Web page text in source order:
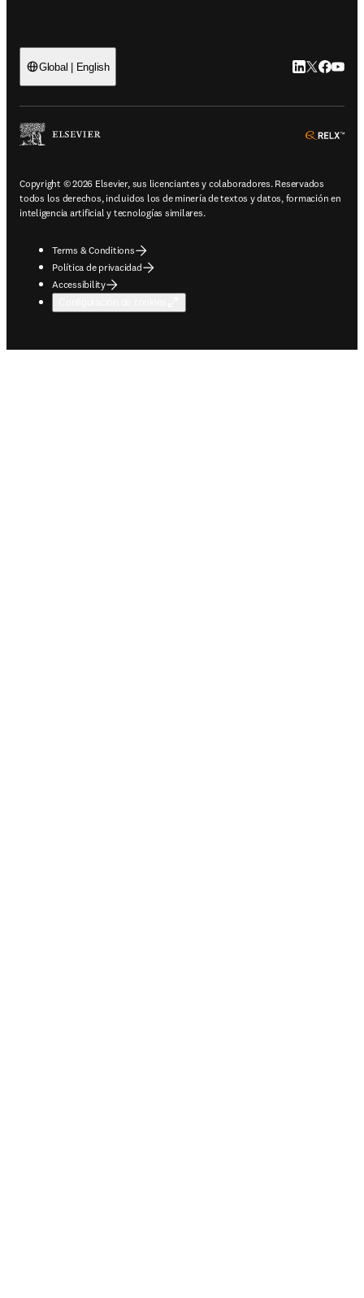
Global | English LinkedIn se
Twitter se
Copyright © 2026 Elsevier, sus licenciantes y colaboradores. Reservados
todos los derechos, incluidos los de minería de textos y datos, formación en
inteligencia artificial y tecnologías similares.
Terms & Conditions
Política de privacidad
Accessibility